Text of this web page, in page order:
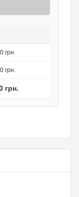
грн.
грн.
грн.